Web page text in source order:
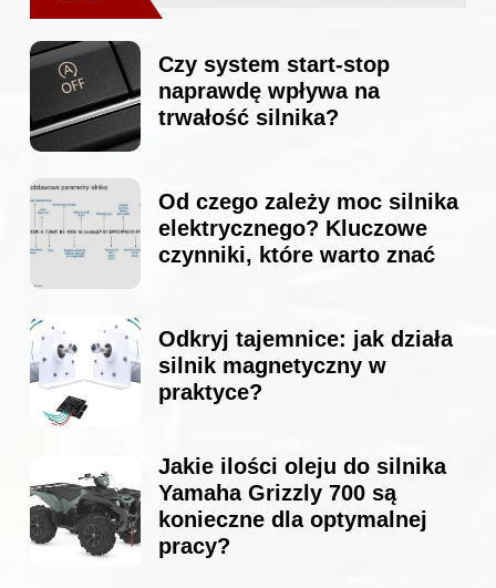
Czy system start-stop
naprawdę wpływa na
trwałość silnika?
Od czego zależy moc silnika
elektrycznego? Kluczowe
czynniki, które warto znać
Odkryj tajemnice: jak działa
silnik magnetyczny w
praktyce?
Jakie ilości oleju do silnika
Yamaha Grizzly 700 są
konieczne dla optymalnej
pracy?